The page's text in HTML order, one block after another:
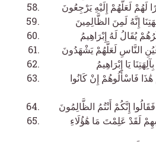
لَهُمْ لَعَلَّهُمْ إِلَيْهِ يَرْجِعُونَ
إِنَّهُ لَمِنَ الظَّالِمِينَ
يُقَالُ لَهُ إِبْرَاهِيمُ
النَّاسِ لَعَلَّهُمْ يَشْهَدُونَ
يَا إِبْرَاهِيمُ
فَاسْأَلُوهُمْ إِنْ كَانُوا
إِنَّكُمْ أَنْتُمُ الظَّالِمُونَ
لَقَدْ عَلِمْتَ مَا هَٰؤُلَاءِ